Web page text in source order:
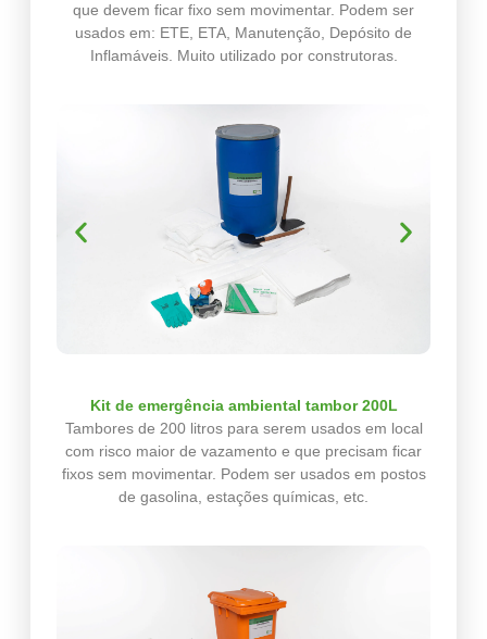
que devem ficar fixo sem movimentar. Podem ser
usados em: ETE, ETA, Manutenção, Depósito de
Inflamáveis. Muito utilizado por construtoras.
Kit de emergência ambiental tambor 200L
Tambores de 200 litros para serem usados em local
com risco maior de vazamento e que precisam ficar
fixos sem movimentar. Podem ser usados em postos
de gasolina, estações químicas, etc.